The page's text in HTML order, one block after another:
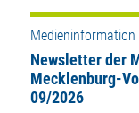
Newsletter der
Mecklenburg-
09/2026